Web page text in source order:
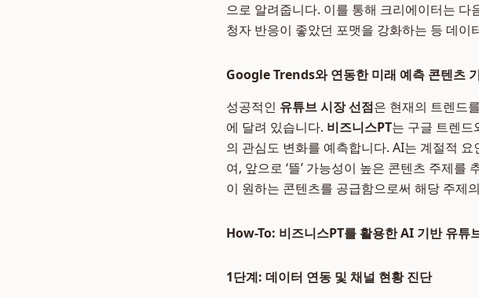
으로 알려줍니다. 이를 통해 크리에이터는
청자 반응이 좋았던 포맷을 강화하는 등 데
Google Trends와 연동한 미래 예측 콘텐츠
성공적인 유튜브 시장 선점은 현재의 트렌드
에 달려 있습니다. 비즈니스PT는 구글 트렌드
의 관심도 변화를 예측합니다. AI는 계절적
여, 앞으로 ‘뜰’ 가능성이 높은 콘텐츠 주제
이 원하는 콘텐츠를 공급함으로써 해당 주제
How-To: 비즈니스PT를 활용한 AI 기반 유튜
1단계: 데이터 연동 및 채널 현황 진단